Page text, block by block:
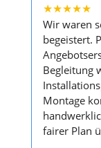
★★★★★
Wir waren
begeistert.
Begleitung
Montage
fairer Plan